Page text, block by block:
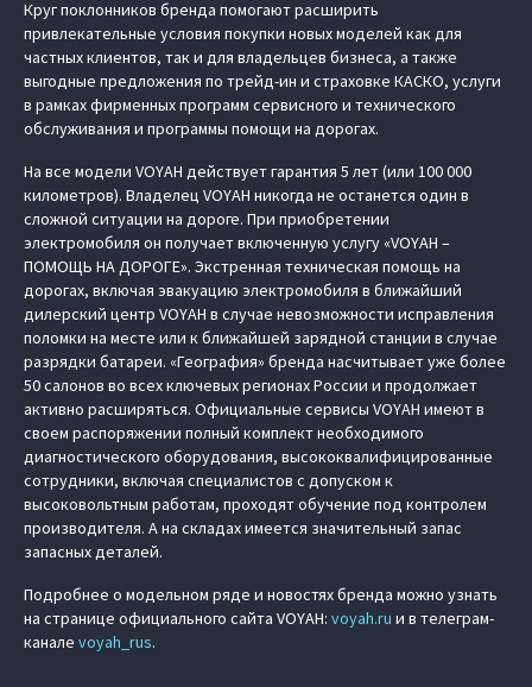
Круг поклонников бренда помогают расширить
привлекательные условия покупки новых моделей как для
частных клиентов, так и для владельцев бизнеса, а также
выгодные предложения по трейд-ин и страховке КАСКО, услуги
в рамках фирменных программ сервисного и технического
обслуживания и программы помощи на дорогах.
На все модели VOYAH действует гарантия 5 лет (или 100 000
километров). Владелец VOYAH никогда не останется один в
сложной ситуации на дороге. При приобретении
электромобиля он получает включенную услугу «VOYAH –
ПОМОЩЬ НА ДОРОГЕ». Экстренная техническая помощь на
дорогах, включая эвакуацию электромобиля в ближайший
дилерский центр VOYAH в случае невозможности исправления
поломки на месте или к ближайшей зарядной станции в случае
разрядки батареи. «География» бренда насчитывает уже более
50 салонов во всех ключевых регионах России и продолжает
активно расширяться. Официальные сервисы VOYAH имеют в
своем распоряжении полный комплект необходимого
диагностического оборудования, высококвалифицированные
сотрудники, включая специалистов с допуском к
высоковольтным работам, проходят обучение под контролем
производителя. А на складах имеется значительный запас
запасных деталей.
Подробнее о модельном ряде и новостях бренда можно узнать
на странице официального сайта VOYAH: voyah.ru и в телеграм-
канале voyah_rus.